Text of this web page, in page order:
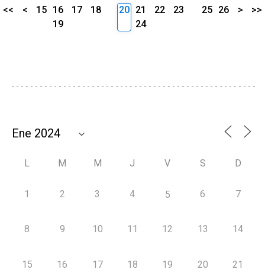
<< < 15 16 17
18
19
20 21 22
23
24
25 26 > >>
L M M J V S D
1 2 3 4 5 6 7
8 9 10 11 12 13 14
15 16 17 18 19 20 21